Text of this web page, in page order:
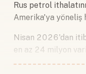
Rus petrol
Amerika'ya yöneliş
Nisan 2026'dan
en az 24 milyon